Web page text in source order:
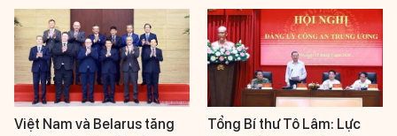
Việt Nam và Belarus tăng
Tổng Bí thư Tô Lâm: Lực